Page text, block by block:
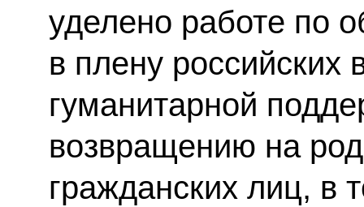
уделено работе по
в плену
гуманитарной
возвращению на
гражданских лиц, в